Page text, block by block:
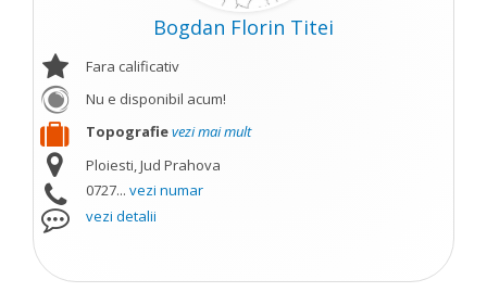
Bogdan Florin Titei
Fara calificativ
Nu e disponibil acum!
Topografievezi mai mult
Ploiesti, Jud Prahova
0727... vezi numar
vezi detalii